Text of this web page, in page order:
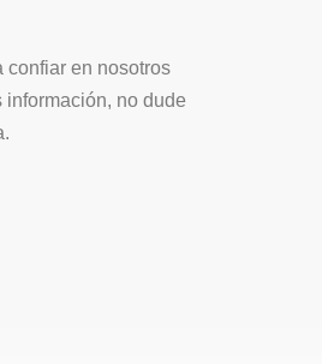
confiar en nosotros
no dude